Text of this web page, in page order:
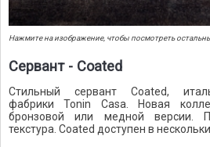
Нажмите на изображение, чтобы посмотреть
Сервант - Coated
Стильный сервант Coated,
фабрики Tonin Casa. Новая
бронзовой или медной версии.
текстура. Coated доступен в